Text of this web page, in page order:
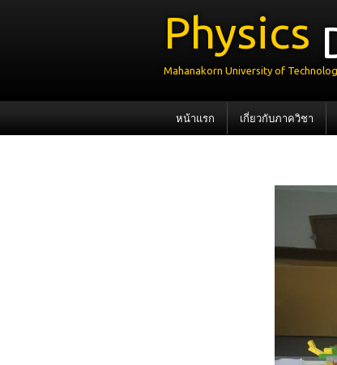
Physics
Mahanakorn University of
หน้าแรก เกี่ยวกับภาควิชา